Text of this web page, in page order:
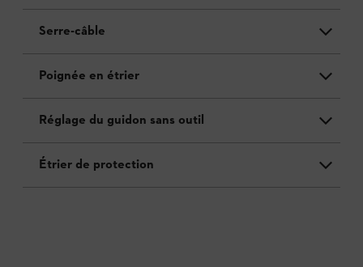
Serre-câble
Poignée en étrier
Réglage du guidon sans outil
Étrier de protection